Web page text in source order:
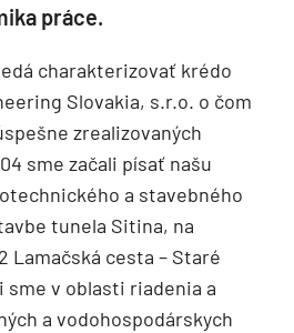
práce.
charakterizovať krédo
Slovakia, s.r.o. o čom
zrealizovaných
sme začali písať našu
a stavebného
tunela Sitina, na
Lamačská cesta – Staré
sme v oblasti riadenia a
a vodohospodárskych